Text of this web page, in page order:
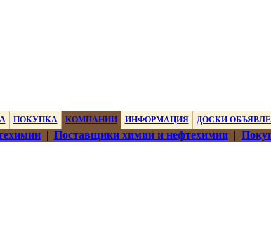
ПОКУПКА КОМПАНИИ ИНФОРМАЦИЯ ДОСКИ
| Поставщики химии и нефтехимии|